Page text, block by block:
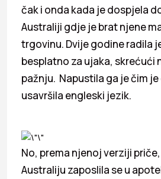
čak i onda kada je dospjela
Australiji gdje je brat njene
trgovinu. Dvije godine radila
besplatno za ujaka, skrećući
pažnju. Napustila ga je čim
usavršila engleski jezik.
No, prema njenoj verziji
Australiju zaposlila se u